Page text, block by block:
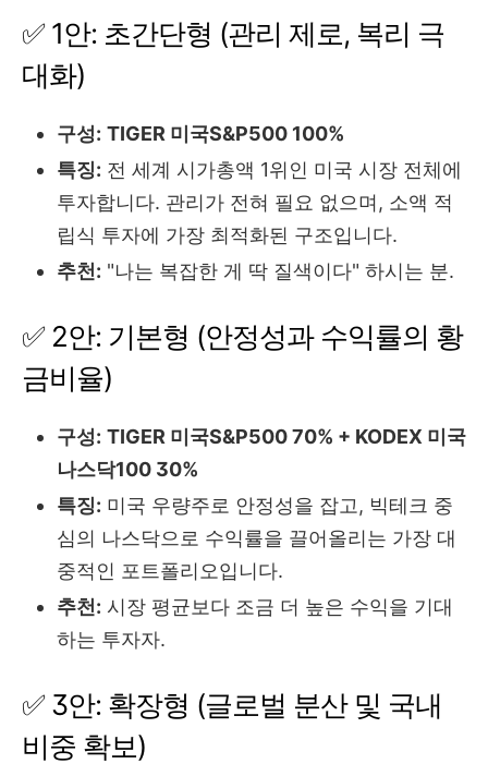
✅ 1안: 초간단형 (관리 제로, 복리 극
대화)
구성: TIGER 미국S&P500 100%
특징: 전 세계 시가총액 1위인 미국 시장 전체에
투자합니다. 관리가 전혀 필요 없으며, 소액 적
립식 투자에 가장 최적화된 구조입니다.
추천: "나는 복잡한 게 딱 질색이다" 하시는 분.
✅ 2안: 기본형 (안정성과 수익률의 황
금비율)
구성: TIGER 미국S&P500 70% + KODEX 미국
나스닥100 30%
특징: 미국 우량주로 안정성을 잡고, 빅테크 중
심의 나스닥으로 수익률을 끌어올리는 가장 대
중적인 포트폴리오입니다.
추천: 시장 평균보다 조금 더 높은 수익을 기대
하는 투자자.
✅ 3안: 확장형 (글로벌 분산 및 국내
비중 확보)